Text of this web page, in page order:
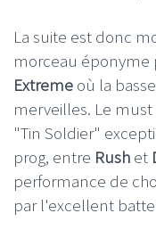
La suite est donc
morceau éponyme
Extreme où la
merveilles. Le
"Tin Soldier"
prog, entre Rush et
performance de
par l'excellent